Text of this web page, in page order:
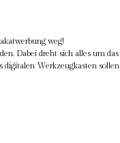
weg!
Dabei dreht sich alles um das
digitalen Werkzeugkasten sollen